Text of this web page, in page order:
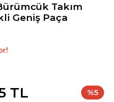
Takım
Geniş Paça
TL %5